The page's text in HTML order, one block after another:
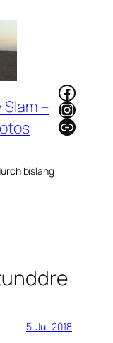
Slam –
bislang
Link
5. Juli 2018